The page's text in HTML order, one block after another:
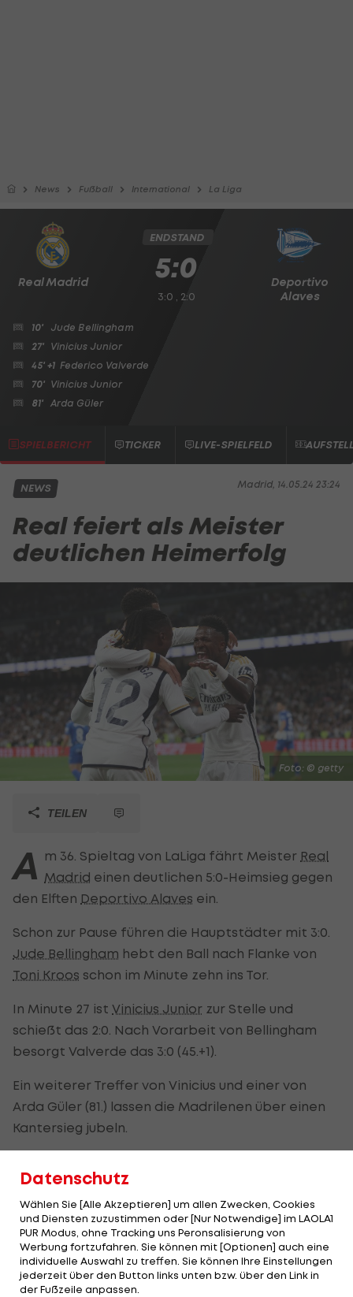
News Fußball International La Liga
Real Madrid
Deportivo
Alaves
ENDSTAND
5:0
3:0 , 2:0
10'
Jude Bellingham
27' Vinicius Junior
45' +1 Federico Valverde
70' Vinicius Junior
81' Arda Güler
SPIELBERICHT TICKER LIVE-SPIELFELD
Madrid, 14.05.24 23:24
NEWS
Real feiert als Meister
deutlichen Heimerfolg
Foto: © getty
TEILEN
A m 36. Spieltag von LaLiga fährt Meister Real
Madrid einen deutlichen 5:0-Heimsieg gegen
den Elften Deportivo Alaves ein.
Schon zur Pause führen die Hauptstädter mit 3:0.
Jude Bellingham hebt den Ball nach Flanke von
Toni Kroos schon im Minute zehn ins Tor.
In Minute 27 ist Vinicius Junior zur Stelle und
schießt das 2:0. Nach Vorarbeit von Bellingham
besorgt Valverde das 3:0 (45.+1).
Ein weiterer Treffer von Vinicius und einer von
Arda Güler (81.) lassen die Madrilenen über einen
Kantersieg jubeln.
um nichts mehr, während Real schon als Meister
feststeht, ist Alaves als Elfter im Mittelfeld zu
finden.
Datenschutz
Wählen Sie [Alle Akzeptieren] um allen Zwecken, Cookies
und Diensten zuzustimmen oder [Nur Notwendige] im LAOLA1
PUR Modus, ohne Tracking uns Peronsalisierung von
Werbung fortzufahren. Sie können mit [Optionen] auch eine
individuelle Auswahl zu treffen. Sie können Ihre Einstellungen
jederzeit über den Button links unten bzw. über den Link in
der Fußzeile anpassen.